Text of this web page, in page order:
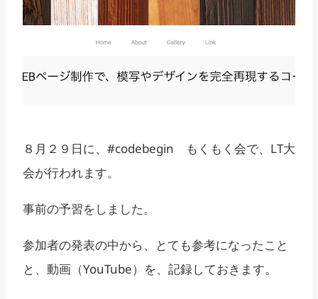
８月２９日に、#codebegin もくもく会で、LT大
会が行われます。
事前の予習をしました。
参加者の発表の中から、とても参考になったこと
と、動画（YouTube）を、記録しておきます。